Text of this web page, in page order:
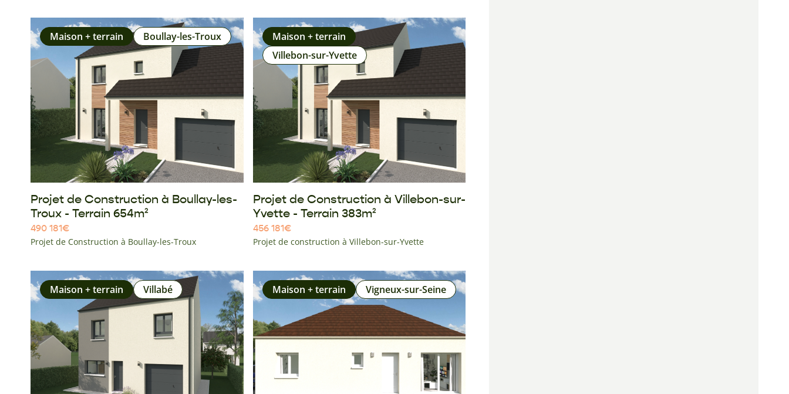
Maison + terrain Boullay-les-Troux
Projet de Construction à Boullay-les-
Troux - Terrain 654m²
490 181€
Projet de Construction à Boullay-les-Troux
Maison + terrain
Villebon-sur-Yvette
Projet de Construction à Villebon-sur-
Yvette - Terrain 383m²
456 181€
Projet de construction à Villebon-sur-Yvette
Maison + terrain Villabé Maison + terrain Vigneux-sur-Seine